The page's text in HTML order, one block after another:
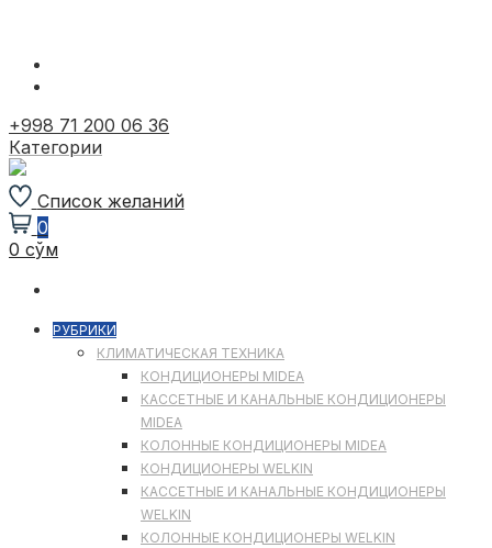
Перейти
+998 71 200 06 36
Категории
Список желаний
0
0 сўм
РУБРИКИ
КЛИМАТИЧЕСКАЯ ТЕХНИКА
КОНДИЦИОНЕРЫ MIDEA
КАССЕТНЫЕ И КАНАЛЬНЫЕ КОНДИЦИОНЕРЫ
MIDEA
КОЛОННЫЕ КОНДИЦИОНЕРЫ MIDEA
КОНДИЦИОНЕРЫ WELKIN
КАССЕТНЫЕ И КАНАЛЬНЫЕ КОНДИЦИОНЕРЫ
WELKIN
КОЛОННЫЕ КОНДИЦИОНЕРЫ WELKIN